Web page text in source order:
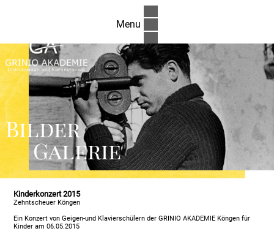
Menu
Bilder
Galerie
Kinderkonzert 2015
Zehntscheuer Köngen
Ein Konzert von Geigen-und Klavierschülern der GRINIO AKADEMIE Köngen für
Kinder am 06.05.2015